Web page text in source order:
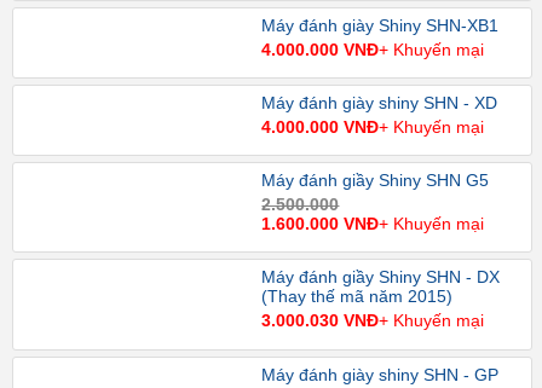
Máy đánh giày Shiny SHN-XB1
4.000.000 VNĐ+ Khuyến mại
Máy đánh giày shiny SHN - XD
4.000.000 VNĐ+ Khuyến mại
Máy đánh giầy Shiny SHN G5
2.500.000
1.600.000 VNĐ+ Khuyến mại
Máy đánh giầy Shiny SHN - DX
(Thay thế mã năm 2015)
3.000.030 VNĐ+ Khuyến mại
Máy đánh giày shiny SHN - GP